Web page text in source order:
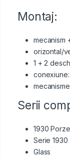
Montaj:
mecanism
orizontal/
1 + 2
Serii
1930
Serie 1930
Glass